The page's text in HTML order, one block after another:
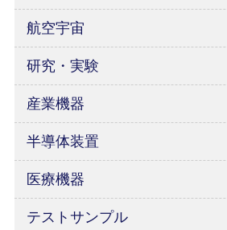
航空宇宙
研究・実験
産業機器
半導体装置
医療機器
テストサンプル